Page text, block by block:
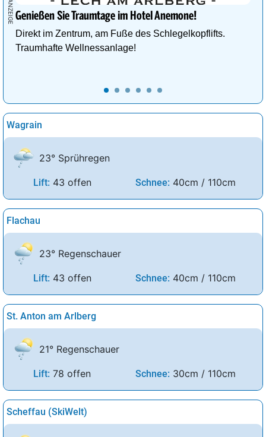
Genießen Sie Traumtage im Hotel Anemone!
Direkt im Zentrum, am Fuße des Schlegelkopflifts.
Traumhafte Wellnessanlage!
Wagrain
23° Sprühregen
Lift: 43 offen Schnee: 40cm / 110cm
Flachau
23° Regenschauer
Lift: 43 offen Schnee: 40cm / 110cm
St. Anton am Arlberg
21° Regenschauer
Lift: 78 offen Schnee: 30cm / 110cm
Scheffau (SkiWelt)